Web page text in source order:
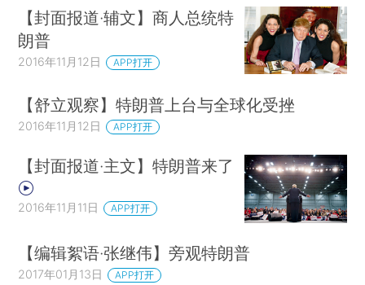
【封面报道·辅文】商人总统特
朗普
2016年11月12日 APP打开
【舒立观察】特朗普上台与全球化受挫
2016年11月12日 APP打开
【封面报道·主文】特朗普来了
2016年11月11日 APP打开
【编辑絮语·张继伟】旁观特朗普
2017年01月13日 APP打开